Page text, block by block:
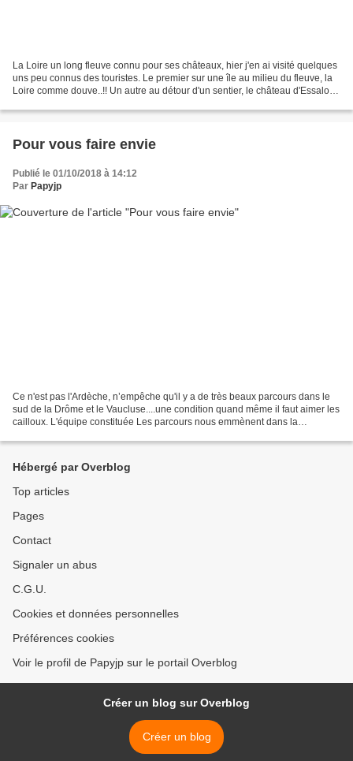
La Loire un long fleuve connu pour ses châteaux, hier j'en ai visité quelques
uns peu connus des touristes. Le premier sur une île au milieu du fleuve, la
Loire comme douve..!! Un autre au détour d'un sentier, le château d'Essalois
Pour vous faire envie
Publié le 01/10/2018 à 14:12
Par Papyjp
Ce n'est pas l'Ardèche, n’empêche qu'il y a de très beaux parcours dans le
sud de la Drôme et le Vaucluse....une condition quand même il faut aimer les
cailloux. L'équipe constituée Les parcours nous emmènent dans la
Hébergé par Overblog
Top articles
Pages
Contact
Signaler un abus
C.G.U.
Cookies et données personnelles
Préférences cookies
Voir le profil de Papyjp sur le portail Overblog
Créer un blog sur Overblog
Créer un blog